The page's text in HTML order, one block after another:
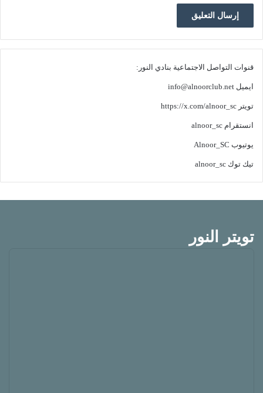
قنوات التواصل الاجتماعية بنادي النور:
ايميل info@alnoorclub.net
تويتر https://x.com/alnoor_sc
انستقرام alnoor_sc
يوتيوب Alnoor_SC
تيك توك alnoor_sc
تويتر النور